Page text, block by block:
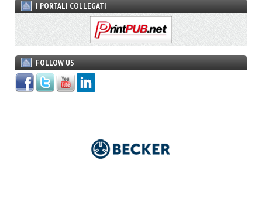
I PORTALI COLLEGATI
FOLLOW US